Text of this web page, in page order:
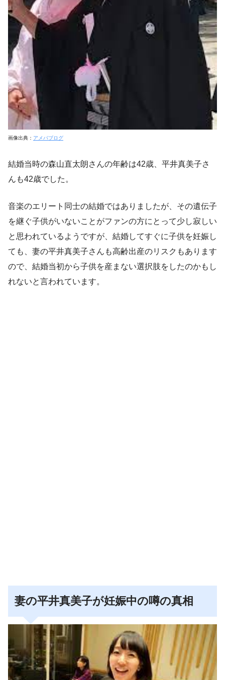
画像出典： アメバブログ
結婚当時の森山直太朗さんの年齢は42歳、平井真美子さ
んも42歳でした。
音楽のエリート同士の結婚ではありましたが、その遺伝子
を継ぐ子供がいないことがファンの方にとって少し寂しい
と思われているようですが、結婚してすぐに子供を妊娠し
ても、妻の平井真美子さんも高齢出産のリスクもあります
ので、結婚当初から子供を産まない選択肢をしたのかもし
れないと言われています。
妻の平井真美子が妊娠中の噂の真相